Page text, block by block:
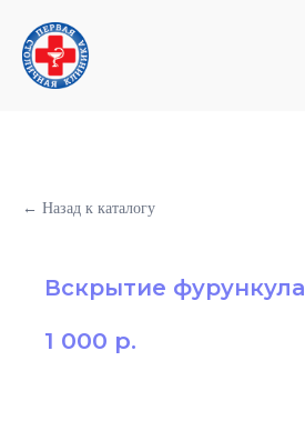
Первая Столичная Клиника
← Назад к каталогу
Вскрытие фурункула
1 000 р.